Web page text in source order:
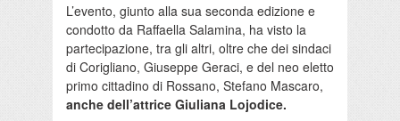
L’evento, giunto alla sua seconda edizione e
condotto da Raffaella Salamina, ha visto la
partecipazione, tra gli altri, oltre che dei sindaci
di Corigliano, Giuseppe Geraci, e del neo eletto
primo cittadino di Rossano, Stefano Mascaro,
anche dell’attrice Giuliana Lojodice.